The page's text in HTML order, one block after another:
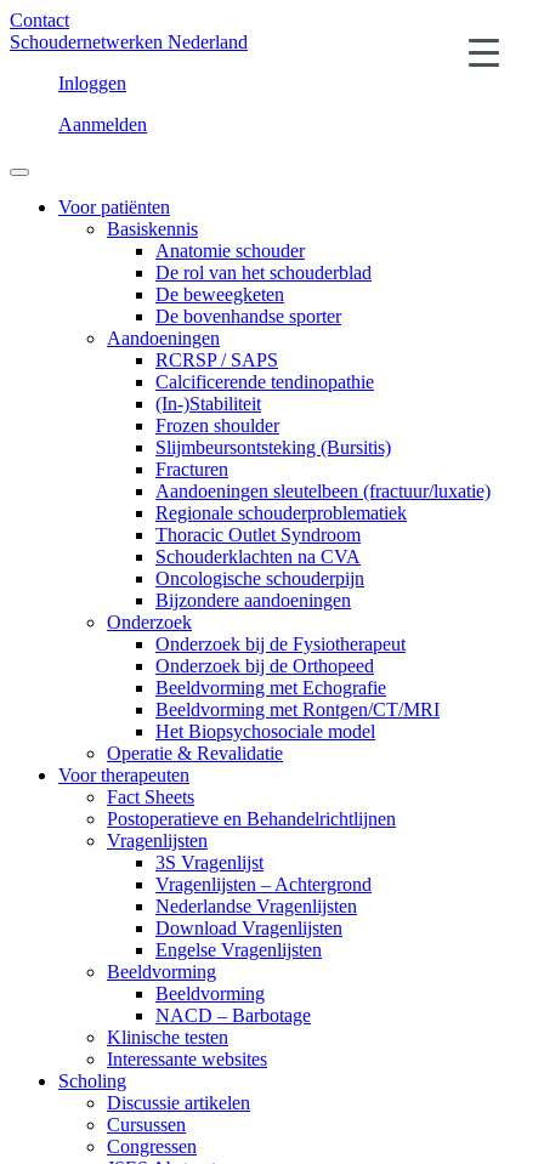
Contact
Schoudernetwerken Nederland
Inloggen
Aanmelden
Voor patiënten
Basiskennis
Anatomie schouder
De rol van het schouderblad
De beweegketen
De bovenhandse sporter
Aandoeningen
RCRSP / SAPS
Calcificerende tendinopathie
(In-)Stabiliteit
Frozen shoulder
Slijmbeursontsteking (Bursitis)
Fracturen
Aandoeningen sleutelbeen (fractuur/luxatie)
Regionale schouderproblematiek
Thoracic Outlet Syndroom
Schouderklachten na CVA
Oncologische schouderpijn
Bijzondere aandoeningen
Onderzoek
Onderzoek bij de Fysiotherapeut
Onderzoek bij de Orthopeed
Beeldvorming met Echografie
Beeldvorming met Rontgen/CT/MRI
Het Biopsychosociale model
Operatie & Revalidatie
Voor therapeuten
Fact Sheets
Postoperatieve en Behandelrichtlijnen
Vragenlijsten
3S Vragenlijst
Vragenlijsten – Achtergrond
Nederlandse Vragenlijsten
Download Vragenlijsten
Engelse Vragenlijsten
Beeldvorming
Beeldvorming
NACD – Barbotage
Klinische testen
Interessante websites
Scholing
Discussie artikelen
Cursussen
Congressen